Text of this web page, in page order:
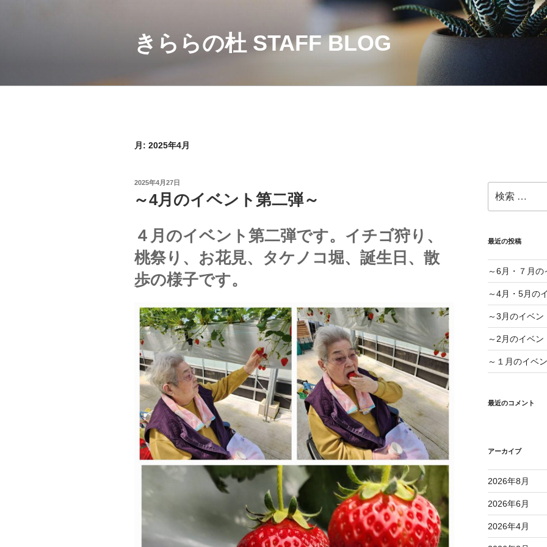
きららの杜 STAFF BLOG
月: 2025年4月
投
日:
2025年4月27日
～4月のイベント第二弾～
４月のイベント第二弾です。イチゴ狩り、
桃祭り、お花見、タケノコ堀、誕生日、散
歩の様子です。
索:
最近の投稿
～6月・７月の
～4月・5月の
～3月のイベン
～2月のイベン
～１月のイベ
最近のコメント
アーカイブ
2026年8月
2026年6月
2026年4月